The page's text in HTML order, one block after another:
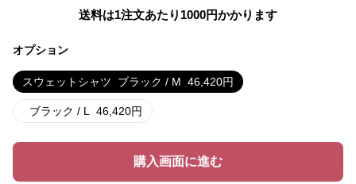
送料は1注文あたり 1000円かかります
オプション
スウェットシャツ ブラック / M 46,420円
ブラック / L 46,420円
購入画面に進む